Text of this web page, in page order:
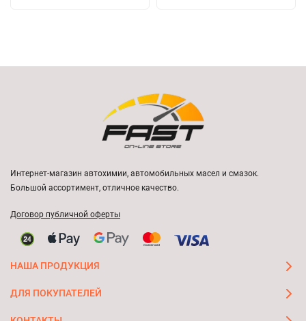
Интернет-магазин автохимии, автомобильных масел и смазок.
Большой ассортимент, отличное качество.
Договор публичной оферты
НАША ПРОДУКЦИЯ
ДЛЯ ПОКУПАТЕЛЕЙ